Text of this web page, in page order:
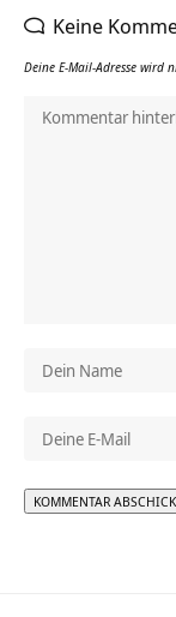
Keine
Deine E-Mail-Adresse wird